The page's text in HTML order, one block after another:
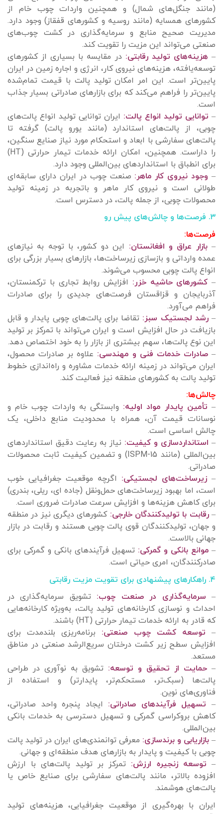
(مانند جنگل‌های شمال) و همچنین واردات چوب خام از
کشورهای همسایه (مانند روسیه و کشورهای قفقاز) وجود دارد.
مدیریت صحیح منابع و سرمایه‌گذاری در کشت چوب‌های
صنعتی می‌تواند این مزیت را تقویت کند.
– هزینه‌های تولید رقابتی: در مقایسه با بسیاری از کشورهای
توسعه‌یافته، هزینه‌های نیروی کار، انرژی و اجاره زمین در ایران
پایین‌تر است. این امر امکان تولید پالت با قیمت تمام‌شده
پایین‌تر را فراهم می‌کند که برای بازارهای صادراتی بسیار جذاب
است.
– توانایی تولید انواع پالت: ایران توانایی تولید انواع پالت‌های
چوبی، از پالت‌های استاندارد (مانند یورو پالت) گرفته تا
پالت‌های سفارشی با ابعاد و استحکام مورد نیاز صنایع سنگین،
را داراست. همچنین، امکان ارائه خدمات تیمار حرارتی (HT)
برای انطباق با استانداردهای بین‌المللی وجود دارد.
– وجود نیروی کار ماهر: صنعت چوب در ایران دارای سابقه‌ای
طولانی است و نیروی کار ماهر و باتجربه در زمینه تولید
محصولات چوبی، از جمله پالت، در دسترس است.
۳. فرصت‌ها و چالش‌های پیش رو
فرصت‌ها:
–بازار عراق و افغانستان: این دو کشور، با توجه به نیازهای
عمده وارداتی و بازسازی زیرساخت‌ها، بازارهای بسیار بزرگی برای
انواع پالت چوبی محسوب می‌شوند.
– کشورهای حاشیه خزر: افزایش روابط تجاری با ترکمنستان،
آذربایجان و قزاقستان فرصت‌های جدیدی را برای صادرات
فراهم می‌آورد.
–رشد لجستیک سبز: تقاضا برای پالت‌های چوبی پایدار و قابل
بازیافت در حال افزایش است و ایران می‌تواند با تمرکز بر تولید
این نوع پالت‌ها، سهم بیشتری از بازار را به خود اختصاص دهد.
–صادرات خدمات فنی و مهندسی: علاوه بر صادرات محصول،
ایران می‌تواند در زمینه ارائه خدمات مشاوره و راه‌اندازی خطوط
تولید پالت به کشورهای منطقه نیز فعالیت کند.
چالش‌ها:
– تأمین پایدار مواد اولیه: وابستگی به واردات چوب خام و
نوسانات قیمت آن، همراه با محدودیت منابع داخلی، یک
چالش اساسی است.
– استانداردسازی و کیفیت: نیاز به رعایت دقیق استانداردهای
بین‌المللی (مانند ISPM-15) و تضمین کیفیت ثابت محصولات
صادراتی.
– زیرساخت‌های لجستیکی: اگرچه موقعیت جغرافیایی خوب
است، اما بهبود زیرساخت‌های حمل‌ونقل (جاده ‌ای، ریلی، بندری)
برای کاهش هزینه‌ها و افزایش سرعت صادرات ضروری است.
–رقابت با تولیدکنندگان خارجی: کشورهای دیگری نیز در منطقه
و جهان، تولیدکنندگان قوی پالت چوبی هستند و رقابت در بازار
جهانی بالاست.
– موانع بانکی و گمرکی: تسهیل فرآیندهای بانکی و گمرکی برای
صادرکنندگان، امری حیاتی است.
۴. راهکارهای پیشنهادی برای تقویت مزیت رقابتی
– سرمایه‌گذاری در صنعت چوب: تشویق سرمایه‌گذاری در
احداث و نوسازی کارخانه‌های تولید پالت، به‌ویژه کارخانه‌هایی
که قادر به ارائه خدمات تیمار حرارتی (HT) باشند.
– توسعه کشت چوب صنعتی: برنامه‌ریزی بلندمدت برای
افزایش سطح زیر کشت درختان سریع‌الرشد صنعتی در مناطق
مستعد.
– حمایت از تحقیق و توسعه: تشویق به نوآوری در طراحی
پالت‌ها (سبک‌تر، مستحکم‌تر، پایدارتر) و استفاده از
فناوری‌های نوین.
– تسهیل فرآیندهای صادراتی: ایجاد پنجره واحد صادراتی،
کاهش بروکراسی گمرکی و تسهیل دسترسی به خدمات بانکی
بین‌المللی.
– بازاریابی و برندسازی: معرفی توانمندی‌های ایران در تولید پالت
چوبی با کیفیت و پایدار به بازارهای هدف منطقه‌ای و جهانی.
– توسعه زنجیره ارزش: تمرکز بر تولید پالت‌های با ارزش
افزوده بالاتر، مانند پالت‌های سفارشی برای صنایع خاص یا
پالت‌های هوشمند.
ایران با بهره‌گیری از موقعیت جغرافیایی، هزینه‌های تولید